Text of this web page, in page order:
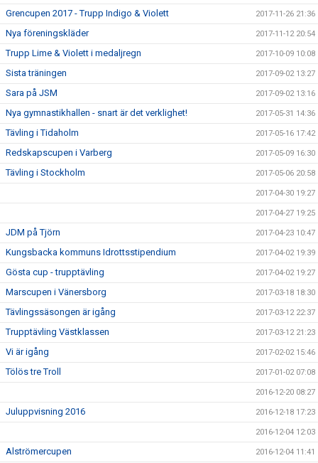
Grencupen 2017 - Trupp Indigo & Violett 2017-11-26 21:36
Nya föreningskläder 2017-11-12 20:54
Trupp Lime & Violett i medaljregn 2017-10-09 10:08
Sista träningen 2017-09-02 13:27
Sara på JSM 2017-09-02 13:16
Nya gymnastikhallen - snart är det verklighet! 2017-05-31 14:36
Tävling i Tidaholm 2017-05-16 17:42
Redskapscupen i Varberg 2017-05-09 16:30
Tävling i Stockholm 2017-05-06 20:58
2017-04-30 19:27
2017-04-27 19:25
JDM på Tjörn 2017-04-23 10:47
Kungsbacka kommuns Idrottsstipendium 2017-04-02 19:39
Gösta cup - trupptävling 2017-04-02 19:27
Marscupen i Vänersborg 2017-03-18 18:30
Tävlingssäsongen är igång 2017-03-12 22:37
Trupptävling Västklassen 2017-03-12 21:23
Vi är igång 2017-02-02 15:46
Tölös tre Troll 2017-01-02 07:08
2016-12-20 08:27
Juluppvisning 2016 2016-12-18 17:23
2016-12-04 12:03
Alströmercupen 2016-12-04 11:41